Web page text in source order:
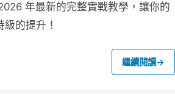
年最新的完整實戰教學，讓你的
的提升！
繼續閱讀→